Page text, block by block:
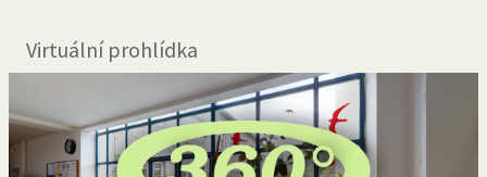
Virtuální prohlídka